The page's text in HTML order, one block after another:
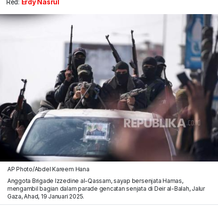
Red: Erdy Nasrul
AP Photo/Abdel Kareem Hana
Anggota Brigade Izzedine al-Qassam, sayap bersenjata Hamas,
mengambil bagian dalam parade gencatan senjata di Deir al-Balah, Jalur
Gaza, Ahad, 19 Januari 2025.